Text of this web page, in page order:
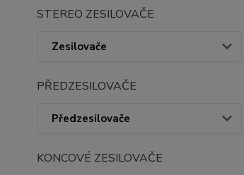
STEREO ZESILOVAČE
Zesilovače
PŘEDZESILOVAČE
Předzesilovače
KONCOVÉ ZESILOVAČE